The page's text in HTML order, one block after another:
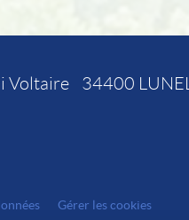
Voltaire 34400 LUNEL
Gérer les cookies